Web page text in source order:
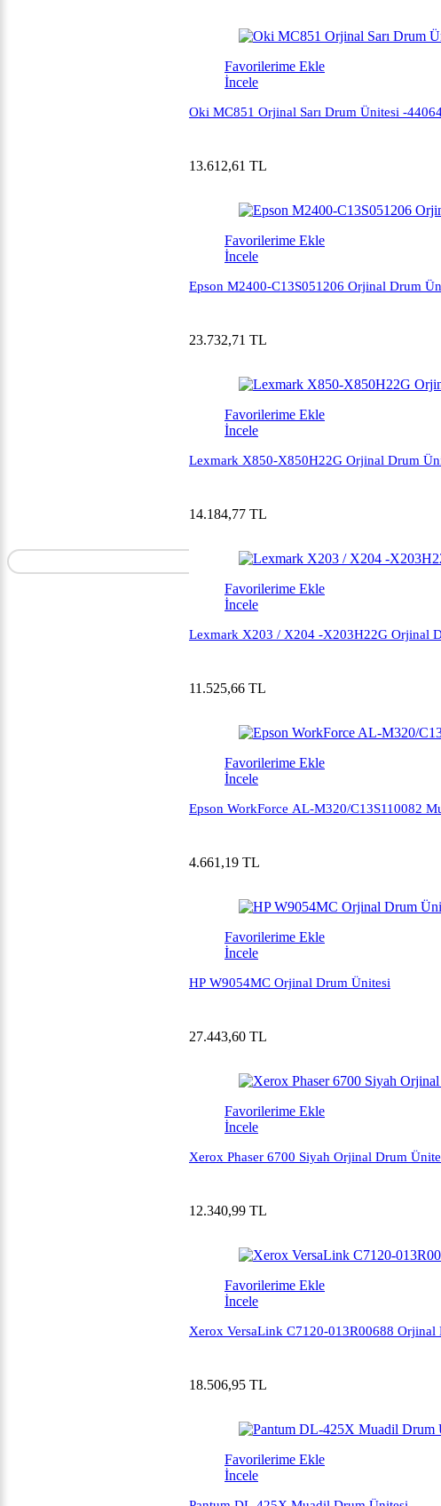
Favorilerime Ekle
İncele
Oki MC851 Orjinal Sarı Drum Ünitesi -
13.612,61 TL
Favorilerime Ekle
İncele
Epson M2400-C13S051206 Orjinal Drum
23.732,71 TL
Favorilerime Ekle
İncele
Lexmark X850-X850H22G Orjinal Drum
14.184,77 TL
Favorilerime Ekle
İncele
Lexmark X203 / X204 -X203H22G Orjinal
11.525,66 TL
Favorilerime Ekle
İncele
Epson WorkForce AL-M320/C13S110082
4.661,19 TL
Favorilerime Ekle
İncele
HP W9054MC Orjinal Drum Ünitesi
27.443,60 TL
Favorilerime Ekle
İncele
Xerox Phaser 6700 Siyah Orjinal Drum
12.340,99 TL
Favorilerime Ekle
İncele
Xerox VersaLink C7120-013R00688 Orjinal
18.506,95 TL
Favorilerime Ekle
İncele